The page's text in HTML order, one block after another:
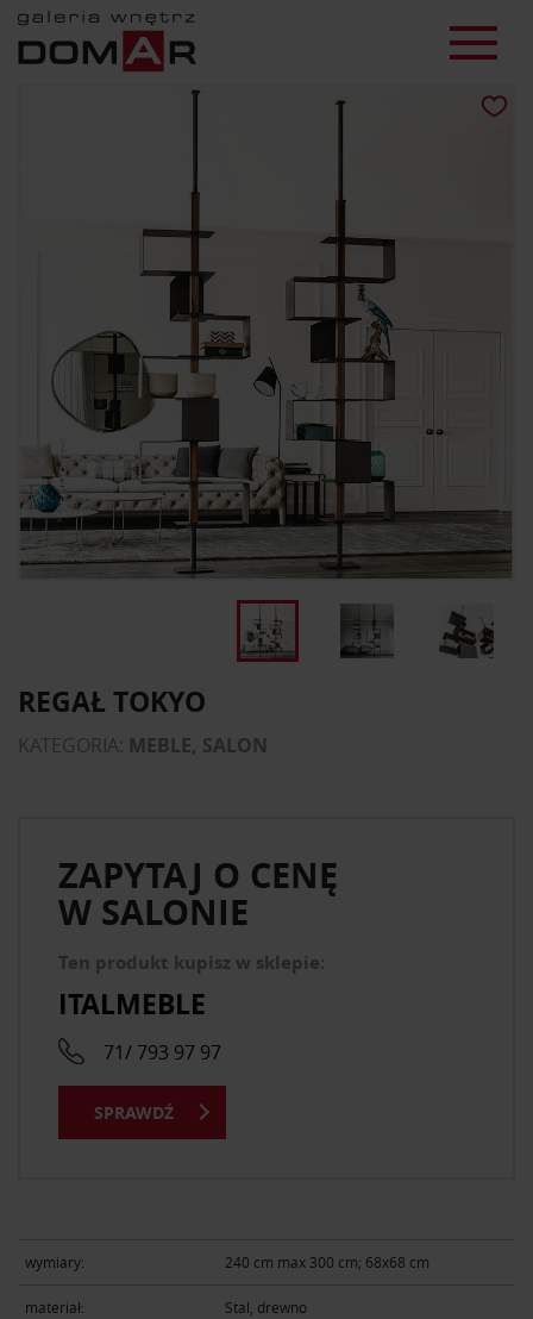
REGAŁ TOKYO
KATEGORIA: MEBLE, SALON
wymiary: 240 cm max 300 cm; 68x68 cm
materiał: Stal, drewno
ZAPYTAJ O CENĘ
W SALONIE
Ten produkt kupisz w sklepie:
ITALMEBLE
71/ 793 97 97
SPRAWDŹ